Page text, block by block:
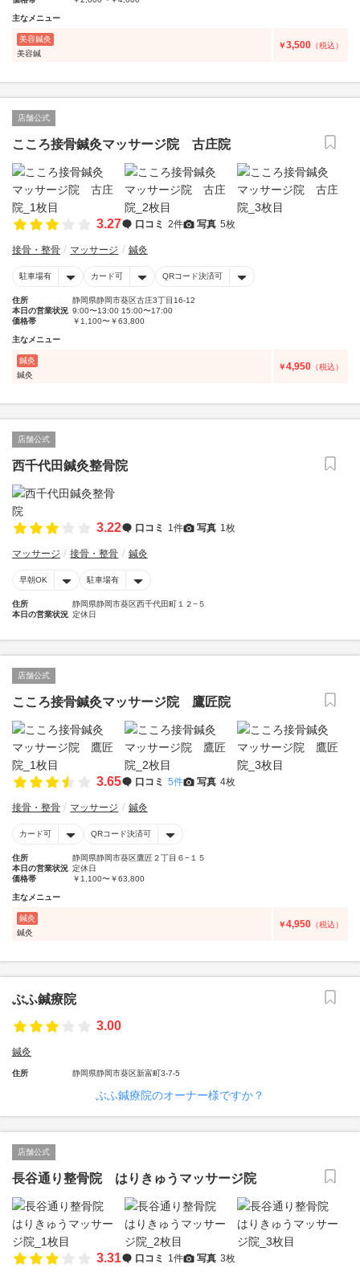
主なメニュー
美容鍼灸
美容鍼
￥3,500 （税込）
店舗公式
こころ接骨鍼灸マッサージ院 古庄院
3.27 口コミ 2件 写真 5枚
接骨・整骨 マッサージ 鍼灸
駐車場有 カード可 QRコード決済可
住所
静岡県静岡市葵区古庄3丁目16-12
本日の営業状況 9:00〜13:00 15:00〜17:00
価格帯
￥1,100〜￥63,800
主なメニュー
鍼灸
鍼灸
￥4,950 （税込）
店舗公式
西千代田鍼灸整骨院
3.22 口コミ 1件 写真 1枚
マッサージ 接骨・整骨 鍼灸
早朝OK 駐車場有
住所
静岡県静岡市葵区西千代田町１２−５
本日の営業状況 定休日
店舗公式
こころ接骨鍼灸マッサージ院 鷹匠院
3.65 口コミ 5件 写真 4枚
接骨・整骨 マッサージ 鍼灸
カード可 QRコード決済可
住所
静岡県静岡市葵区鷹匠２丁目６−１５
本日の営業状況 定休日
価格帯
￥1,100〜￥63,800
主なメニュー
鍼灸
鍼灸
￥4,950 （税込）
ぶふ鍼療院
3.00
鍼灸
住所 静岡県静岡市葵区新富町3-7-5
ぶふ鍼療院のオーナー様ですか？
店舗公式
長谷通り整骨院 はりきゅうマッサージ院
3.31 口コミ 1件 写真 3枚